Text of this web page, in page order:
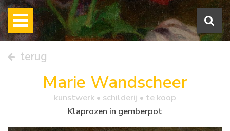
terug
Marie Wandscheer
kunstwerk • schilderij • te koop
Klaprozen in gemberpot